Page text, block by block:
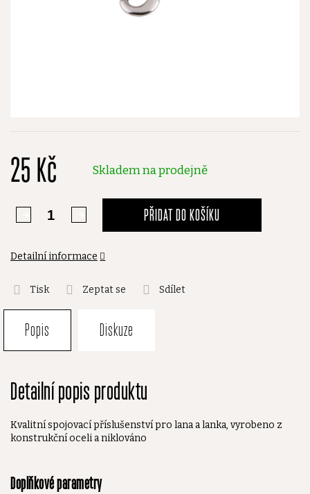
25 Kč Skladem na prodejně
PŘIDAT DO KOŠÍKU
Detailní informace
Tisk Zeptat se Sdílet
Popis Diskuze
Detailní popis produktu
Kvalitní spojovací příslušenství pro lana a lanka, vyrobeno z
konstrukční oceli a niklováno
Doplňkové parametry